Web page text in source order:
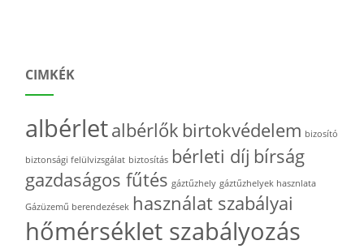
CIMKÉK
albérletalbérlők birtokvédelem bizosító
biztonsági felülvizsgálat biztosítás bérleti díj bírság
gazdaságos fűtés gáztűzhely gáztűzhelyek hasznlata
Gázüzemű berendezések használat szabályai
hőmérséklet szabályozás